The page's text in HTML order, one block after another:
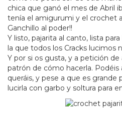
chica que ganó el mes de Abril
tenía el amigurumi y el crochet
Ganchillo al poder!!
Y listo, pajarita al canto, lista
la que todos los Cracks lucimos
Y por si os gusta, y a petición
patrón de cómo hacerla. Podéis
queráis, y pese a que es grande
lucirla con garbo y soltura para